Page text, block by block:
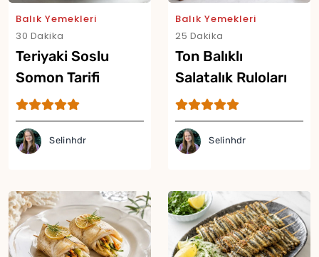
Balık Yemekleri
30 Dakika
Teriyaki Soslu
Somon Tarifi
Selinhdr
Balık Yemekleri
25 Dakika
Ton Balıklı
Salatalık Ruloları
Tarifi
Selinhdr